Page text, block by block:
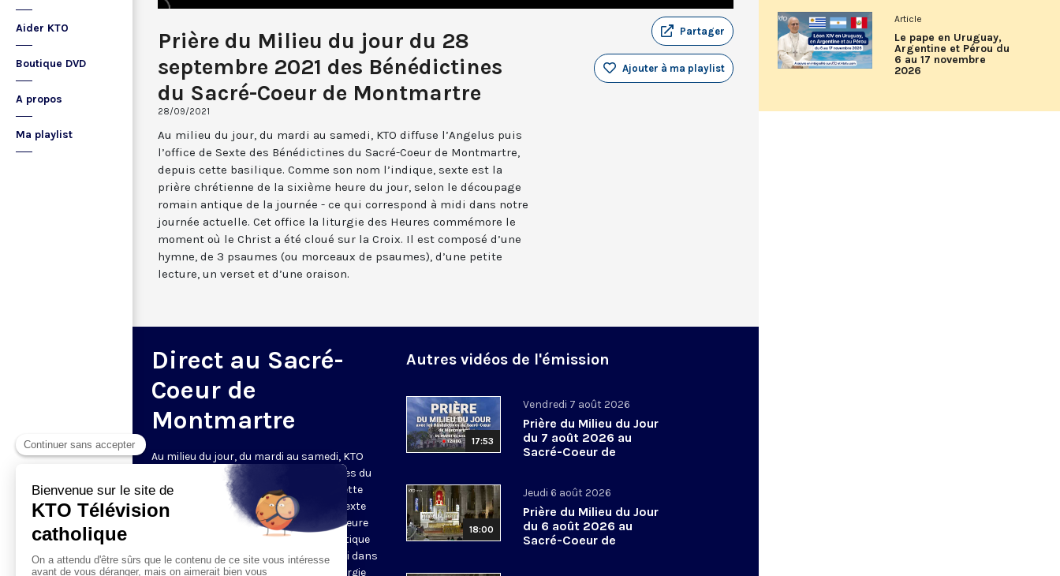
Aider KTO
Boutique DVD
A propos
Ma playlist
Prière du Milieu du jour du 28
septembre 2021 des Bénédictines
du Sacré-Coeur de Montmartre
28/09/2021
Partager
Ajouter à ma playlist
Au milieu du jour, du mardi au samedi, KTO diffuse l’Angelus puis
l’office de Sexte des Bénédictines du Sacré-Coeur de Montmartre,
depuis cette basilique. Comme son nom l’indique, sexte est la
prière chrétienne de la sixième heure du jour, selon le découpage
romain antique de la journée - ce qui correspond à midi dans notre
journée actuelle. Cet office la liturgie des Heures commémore le
moment où le Christ a été cloué sur la Croix. Il est composé d’une
hymne, de 3 psaumes (ou morceaux de psaumes), d’une petite
lecture, un verset et d’une oraison.
Direct au Sacré-
Coeur de
Montmartre
Au milieu du jour, du mardi au samedi, KTO
diffuse l’office de Sexte des Bénédictines du
Sacré-Coeur de Montmartre, depuis cette
basilique
. Comme son nom l’indique, sexte
est la prière chrétienne de la sixième heure
du jour, selon le découpage romain antique
de la journée - ce qui correspond à midi dans
notre journée actuelle. Cet office la liturgie
Autres vidéos de l'émission
17:53
Vendredi 7 août 2026
Prière du Milieu du Jour
du 7 août 2026 au
Sacré-Coeur de
18:00
Jeudi 6 août 2026
Prière du Milieu du Jour
du 6 août 2026 au
Sacré-Coeur de
Article
Le pape en Uruguay,
Argentine et Pérou du
6 au 17 novembre
2026